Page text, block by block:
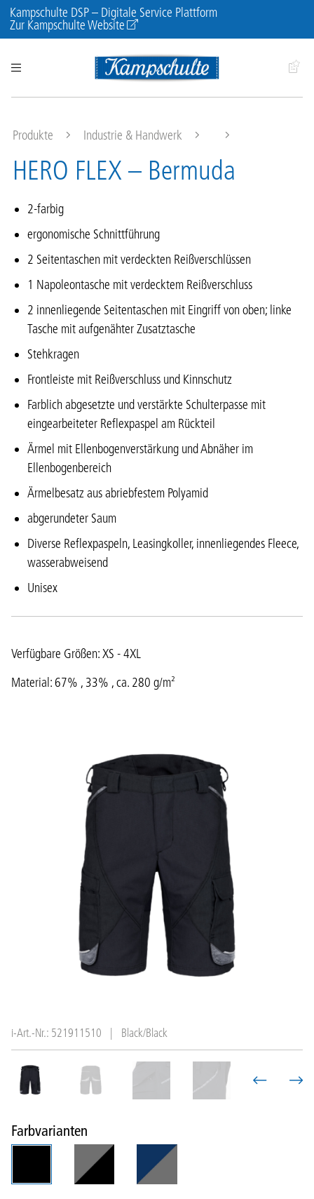
Kampschulte DSP – Digitale Service Plattform
Zur Kampschulte Website
Produkte Industrie & Handwerk
HERO FLEX – Bermuda
i-Art.-Nr.: 521911510 Black/Black
Farbvarianten
2-farbig
ergonomische Schnittführung
2 Seitentaschen mit verdeckten Reißverschlüssen
1 Napoleontasche mit verdecktem Reißverschluss
2 innenliegende Seitentaschen mit Eingriff von oben; linke
Tasche mit aufgenähter Zusatztasche
Stehkragen
Frontleiste mit Reißverschluss und Kinnschutz
Farblich abgesetzte und verstärkte Schulterpasse mit
eingearbeiteter Reflexpaspel am Rückteil
Ärmel mit Ellenbogenverstärkung und Abnäher im
Ellenbogenbereich
Ärmelbesatz aus abriebfestem Polyamid
abgerundeter Saum
Diverse Reflexpaspeln, Leasingkoller, innenliegendes Fleece,
wasserabweisend
Unisex
Verfügbare Größen: XS - 4XL
Material: 67% , 33% , ca. 280 g/m²